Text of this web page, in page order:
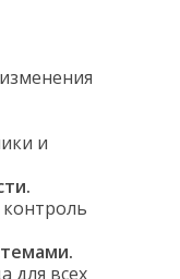
и
контроль
для всех